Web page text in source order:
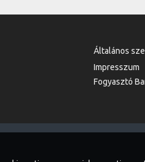
Általános
Impresszum
Fogyasztó